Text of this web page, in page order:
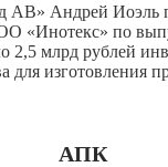
Андрей Иоэль
«Инотекс» по
2,5 млрд рублей
для изготовления
АПК